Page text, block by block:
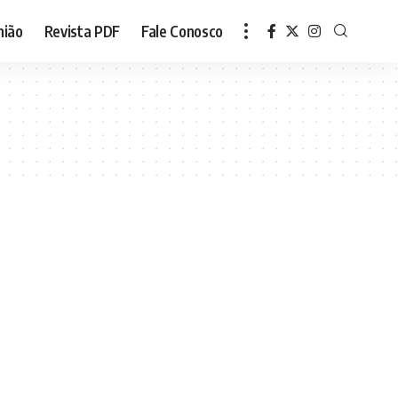
Revista PDF Fale Conosco